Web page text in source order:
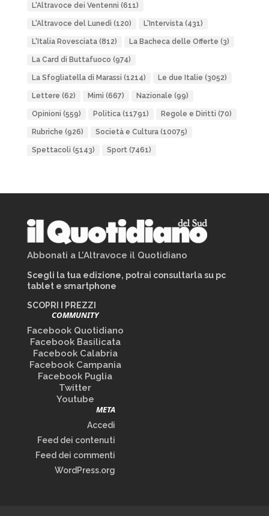
L'Altravoce dei Ventenni (611)
L'Altravoce del Lunedì (120) L'Intervista(431)
L'Italia Rovesciata(812) La Bacheca delle Offerte (3)
La Card di Buttafuoco (974)
La Sfogliatella di Marassi (1214) Le due Italie (3052)
Lettere (62) Mimì (667) Nazionale (99)
Opinioni (559) Politica(11791) Regole e Diritti (70)
Rubriche (926) Società e Cultura(10075)
Spettacoli (5143) Sport(7461)
Abbonati a L’Altravoce il Quotidiano
Scegli la tua edizione, potrai consultarla su pc
tablet e smartphone
SCOPRI I PREZZI
COMMUNITY
Facebook Quotidiano
Facebook Basilicata
Facebook Calabria
Facebook Campania
Facebook Puglia
Twitter
Youtube
META
Accedi
Feed dei contenuti
Feed dei commenti
WordPress.org